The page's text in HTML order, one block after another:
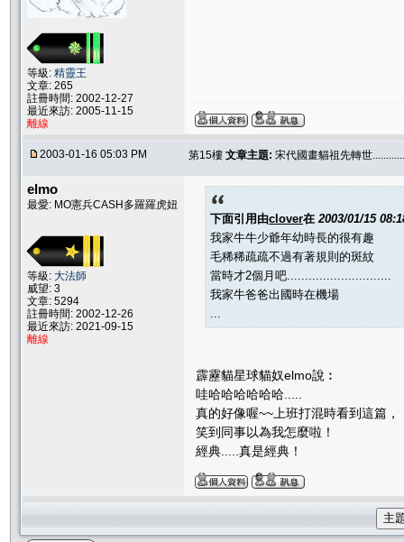
等級: 精靈王
文章: 265
註冊時間: 2002-12-27
最近來訪: 2005-11-15
離線
2003-01-16 05:03 PM 第15樓 文章主題: 宋代國畫貓祖先轉世
elmo
最愛: MO憲兵CASH多羅羅虎妞
等級: 大法師
威望: 3
文章: 5294
註冊時間: 2002-12-26
最近來訪: 2021-09-15
離線
下面引用由clover在 2003/01/15
我家牛牛少爺年幼時長的很有趣
毛稀稀疏疏不過有著規則的斑紋
當時才2個月吧.............................
我家牛爸爸出國時在機場
霹靂貓星球貓奴elmo說︰
哇哈哈哈哈哈哈.....
真的好像喔~~上班打混時看到這篇，
笑到同事以為我怎麼啦！
經典.....真是經典！
主